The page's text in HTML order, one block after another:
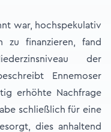
war, hochspekulativ
zu finanzieren, fand
der
Ennemoser
erhöhte Nachfrage
schließlich für eine
dies anhaltend